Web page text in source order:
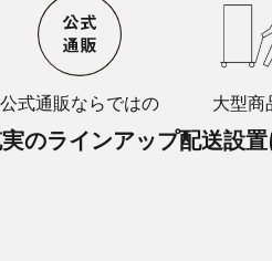
公式通販ならではの
のラインアップ
大型商
配送設